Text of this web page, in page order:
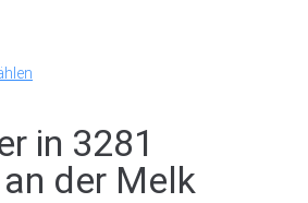
in 3281
der Melk